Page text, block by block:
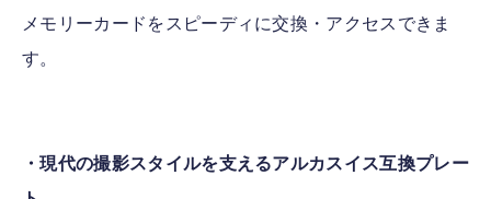
メモリーカードをスピーディに交換・アクセスできま
す。
・現代の撮影スタイルを支えるアルカスイス互換プレー